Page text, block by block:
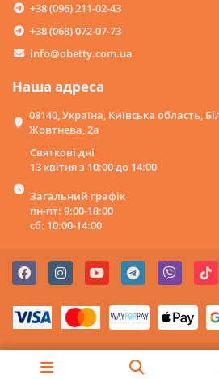
+38 (096) 211-02-43
+38 (068) 072-07-73
info@obetty.com.ua
Наша адреса
08140, Україна, Київська область,
Жовтнева, 2а
Святкові дні
13 квітня з 10:00 до 14:00
Загальний графік
пн-пт: 9:00-18:00
сб: 10:00-14:00